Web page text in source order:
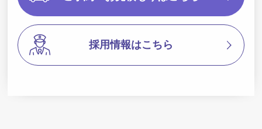
採用情報はこちら